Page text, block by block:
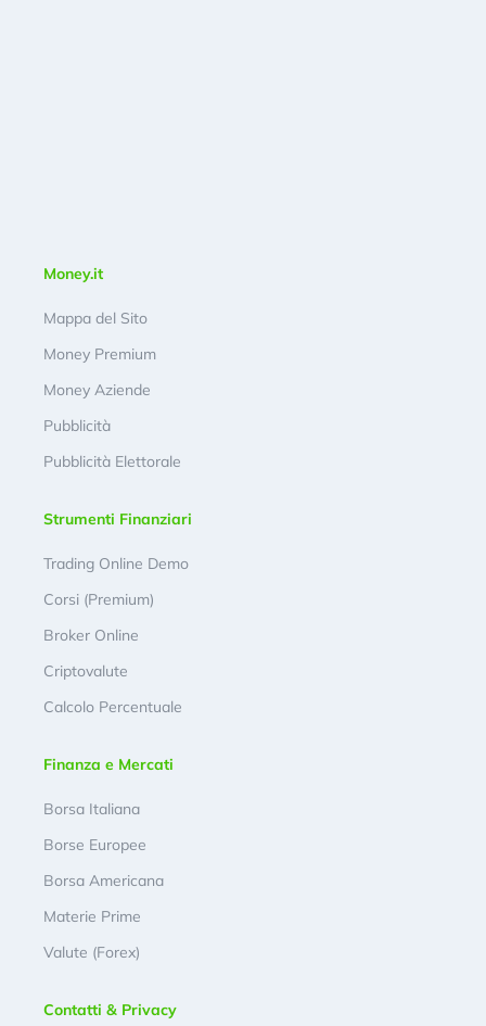
Money.it
Mappa del Sito
Money Premium
Money Aziende
Pubblicità
Pubblicità Elettorale
Strumenti Finanziari
Trading Online Demo
Corsi (Premium)
Broker Online
Criptovalute
Calcolo Percentuale
Finanza e Mercati
Borsa Italiana
Borse Europee
Borsa Americana
Materie Prime
Valute (Forex)
Contatti & Privacy